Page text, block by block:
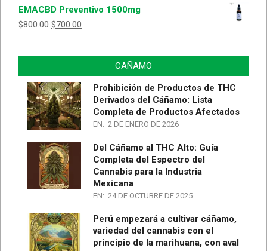
5
EMACBD Preventivo 1500mg
$800.00 $700.00
CAÑAMO
Prohibición de Productos de THC
Derivados del Cáñamo: Lista
Completa de Productos Afectados
EN: 2 DE ENERO DE 2026
Del Cáñamo al THC Alto: Guía
Completa del Espectro del
Cannabis para la Industria
Mexicana
EN: 24 DE OCTUBRE DE 2025
Perú empezará a cultivar cáñamo,
variedad del cannabis con el
principio de la marihuana, con aval